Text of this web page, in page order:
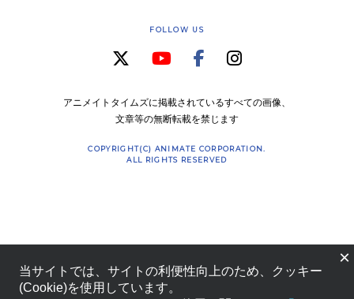
FOLLOW US
アニメイトタイムズに掲載されているすべての画像、
文章等の無断転載を禁じます
COPYRIGHT(C) ANIMATE CORPORATION.
ALL RIGHTS RESERVED
×
当サイトでは、サイトの利便性向上のため、クッキー
(Cookie)を使用しています。